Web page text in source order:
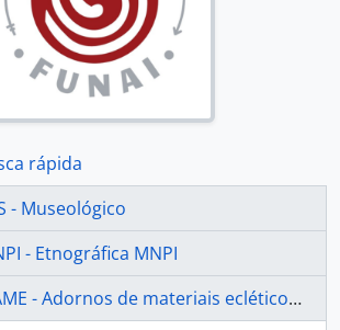
rápida
- Museológico
- Etnográfica MNPI
- Adornos de materiais ecléticos, indumentária e toucador